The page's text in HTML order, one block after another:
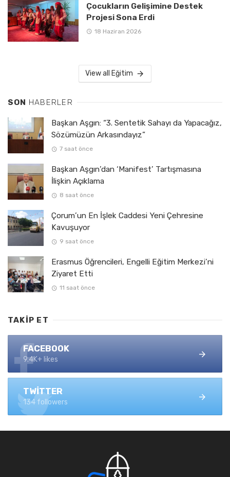
Çocukların Gelişimine Destek
Projesi Sona Erdi
18 Haziran 2026
View all Eğitim
SON HABERLER
Başkan Aşgın: “3. Sentetik Sahayı da Yapacağız,
Sözümüzün Arkasındayız”
7 saat önce
Başkan Aşgın’dan ‘Manifest’ Tartışmasına
İlişkin Açıklama
8 saat önce
Çorum’un En İşlek Caddesi Yeni Çehresine
Kavuşuyor
9 saat önce
Erasmus Öğrencileri, Engelli Eğitim Merkezi’ni
Ziyaret Etti
11 saat önce
TAKIP ET
FACEBOOK
9.4K+ likes
TWITTER
134 followers